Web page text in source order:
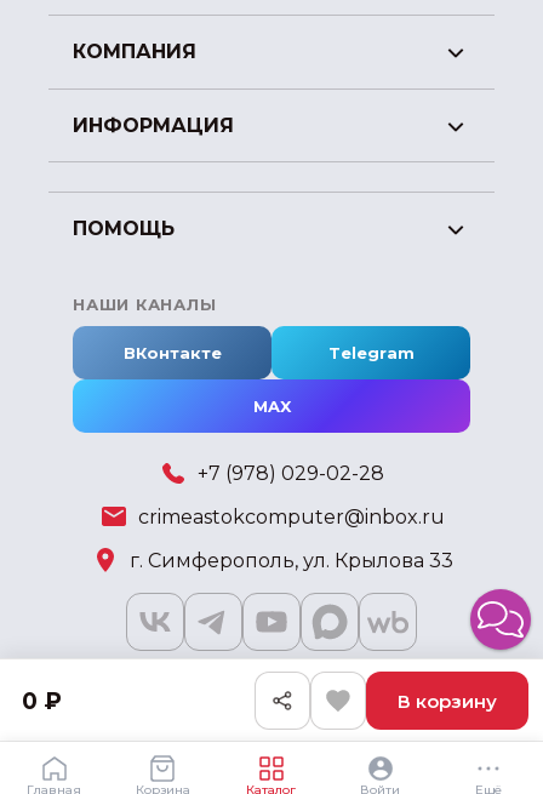
Главная Корзина Каталог Войти Ещё
0 ₽ В корзину
КОМПАНИЯ
ИНФОРМАЦИЯ
ПОМОЩЬ
НАШИ КАНАЛЫ
ВКонтакте Telegram
MAX
+7 (978) 029-02-28
crimeastokcomputer@inbox.ru
г. Симферополь, ул. Крылова 33
2018 - 2026 © KSKSHOP.RU